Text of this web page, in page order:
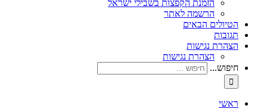
הזמנת הקפצות בשבילי ישראל
הרשמה לאתר
הטיולים הבאים
תגובות
הצהרת נגישות
הצהרת נגישות
חיפוש...
ראשי